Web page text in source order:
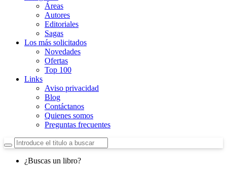
Áreas
Autores
Editoriales
Sagas
Los más solicitados
Novedades
Ofertas
Top 100
Links
Aviso privacidad
Blog
Contáctanos
Quienes somos
Preguntas frecuentes
¿Buscas un libro?